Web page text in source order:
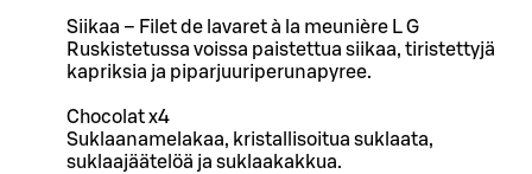
Siikaa – Filet de lavaret à la meunière L G
Ruskistetussa voissa paistettua siikaa, tiristettyjä
kapriksia ja piparjuuriperunapyree.
Chocolat x4
Suklaanamelakaa, kristallisoitua suklaata,
suklaajäätelöä ja suklaakakkua.